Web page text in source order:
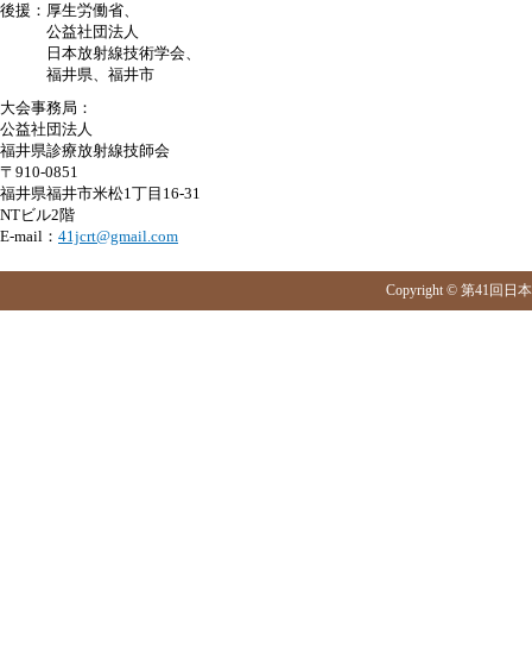
後援：厚生労働省、
公益社団法人
日本放射線技術学会、
福井県、福井市
大会事務局：
公益社団法人
福井県診療放射線技師会
〒910-0851
福井県福井市米松1丁目16-31
NTビル2階
E-mail： 41jcrt@gmail.com
Copyright © 第41回日